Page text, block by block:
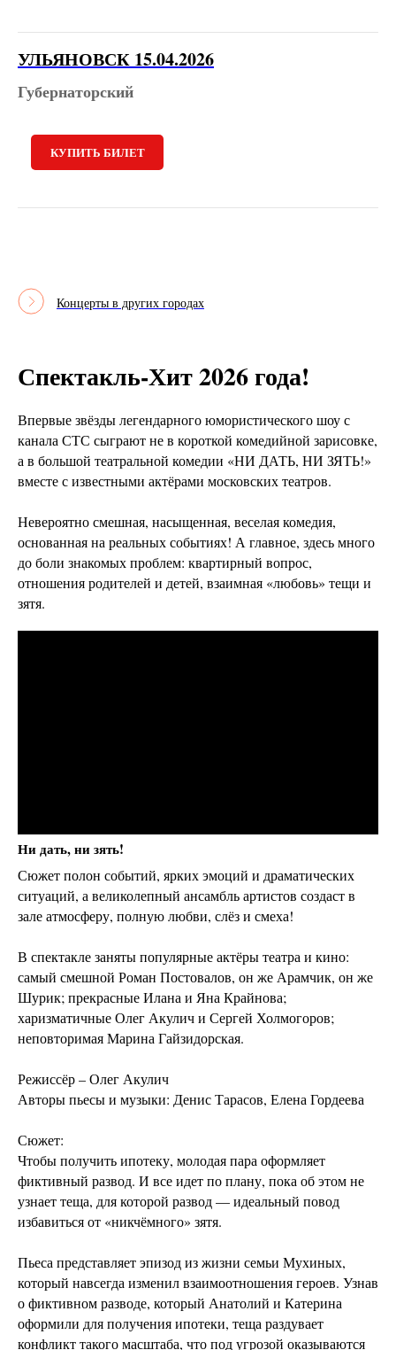
УЛЬЯНОВСК 15.04.2026
Губернаторский
КУПИТЬ БИЛЕТ
Концерты в других городах
Спектакль-Хит 2026 года!
Впервые звёзды легендарного юмористического шоу с
канала СТС сыграют не в короткой комедийной зарисовке,
а в большой театральной комедии «НИ ДАТЬ, НИ ЗЯТЬ!»
вместе с известными актёрами московских театров.
Невероятно смешная, насыщенная, веселая комедия,
основанная на реальных событиях! А главное, здесь много
до боли знакомых проблем: квартирный вопрос,
отношения родителей и детей, взаимная «любовь» тещи и
зятя.
Ни дать, ни зять!
Сюжет полон событий, ярких эмоций и драматических
ситуаций, а великолепный ансамбль артистов создаст в
зале атмосферу, полную любви, слёз и смеха!
В спектакле заняты популярные актёры театра и кино:
самый смешной Роман Постовалов, он же Арамчик, он же
Шурик; прекрасные Илана и Яна Крайнова;
харизматичные Олег Акулич и Сергей Холмогоров;
неповторимая Марина Гайзидорская.
Режиссёр – Олег Акулич
Авторы пьесы и музыки: Денис Тарасов, Елена Гордеева
Сюжет:
Чтобы получить ипотеку, молодая пара оформляет
фиктивный развод. И все идет по плану, пока об этом не
узнает теща, для которой развод — идеальный повод
избавиться от «никчёмного» зятя.
Пьеса представляет эпизод из жизни семьи Мухиных,
который навсегда изменил взаимоотношения героев. Узнав
о фиктивном разводе, который Анатолий и Катерина
оформили для получения ипотеки, теща раздувает
конфликт такого масштаба, что под угрозой оказываются